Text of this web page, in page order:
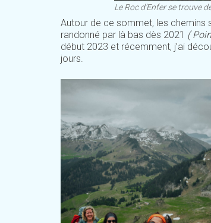
Le Roc d’Enfer se trouve
Autour de ce sommet, les chemins
randonné par là bas dès 2021 (
début 2023 et récemment, j’ai
jours.